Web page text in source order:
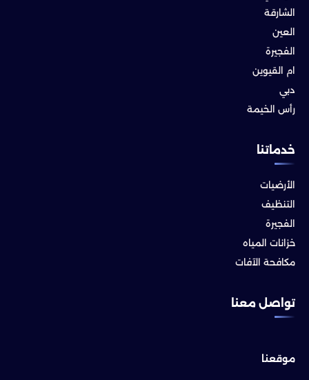
الشارقة
العين
الفجيرة
ام القيوين
دبي
رأس الخيمة
خدماتنا
الأرضيات
التنظيف
الفجيرة
خزانات المياه
مكافحة الآفات
تواصل معنا
موقعنا